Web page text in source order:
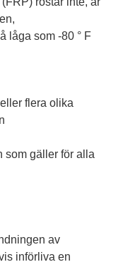
låga som -80 ° F
flera olika
som gäller för alla
av
införliva en